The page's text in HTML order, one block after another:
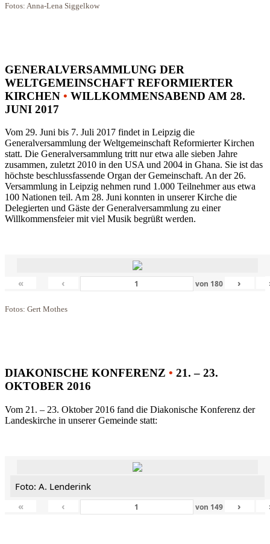
Fotos: Anna-Lena Siggelkow
GENERALVERSAMMLUNG DER
WELTGEMEINSCHAFT REFORMIERTER
KIRCHEN • WILLKOMMENSABEND AM 28.
JUNI 2017
Vom 29. Juni bis 7. Juli 2017 findet in Leipzig die
Generalversammlung der Weltgemeinschaft Reformierter Kirchen
statt. Die Generalversammlung tritt nur etwa alle sieben Jahre
zusammen, zuletzt 2010 in den USA und 2004 in Ghana. Sie ist das
höchste beschlussfassende Organ der Gemeinschaft. An der 26.
Versammlung in Leipzig nehmen rund 1.000 Teilnehmer aus etwa
100 Nationen teil. Am 28. Juni konnten in unserer Kirche die
Delegierten und Gäste der Generalversammlung zu einer
Willkommensfeier mit viel Musik begrüßt werden.
« ‹ von 180 ›
Fotos: Gert Mothes
DIAKONISCHE KONFERENZ • 21. – 23.
OKTOBER 2016
Vom 21. – 23. Oktober 2016 fand die Diakonische Konferenz der
Landeskirche in unserer Gemeinde statt:
Foto: A. Lenderink
«
‹ von 149 ›